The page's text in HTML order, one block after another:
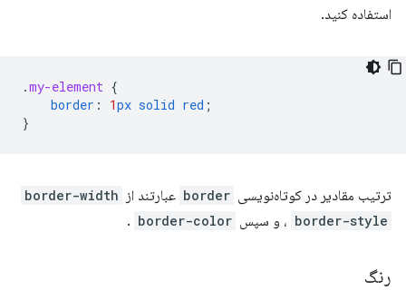
استفاده کنید.
.my-element {
border : 1px solid red ;
}
ترتیب مقادیر در کوتاه‌نویسی border عبارتند از border-width
، border-style و سپس border-color
.
رنگ